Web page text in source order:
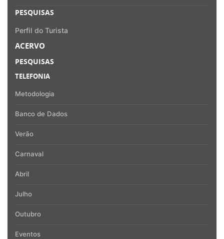
PESQUISAS
Perfil do Turista
ACERVO
PESQUISAS
TELEFONIA
Metodologia
Banco de Dados
Verão
Carnaval
Abril
Julho
Outubro
Eventos